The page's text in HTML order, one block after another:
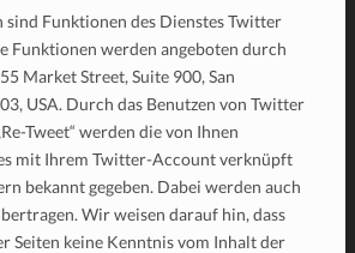
sind Funktionen des Dienstes Twitter
Funktionen werden angeboten durch
Market Street, Suite 900, San
USA. Durch das Benutzen von Twitter
Tweet“ werden die von Ihnen
mit Ihrem Twitter-Account verknüpft
bekannt gegeben. Dabei werden auch
Wir weisen darauf hin, dass
Seiten keine Kenntnis vom Inhalt der